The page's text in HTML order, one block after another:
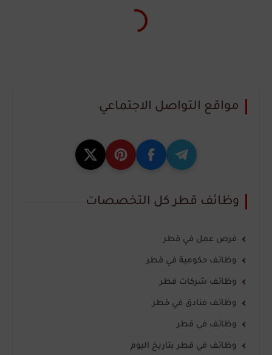
مواقع التواصل الاجتماعي
وظائف قطر كل التخصصات
فرص عمل في قطر
وظائف حكومية في قطر
وظائف شركات قطر
وظائف فنادق في قطر
وظائف في قطر
وظائف في قطر بتاريخ اليوم